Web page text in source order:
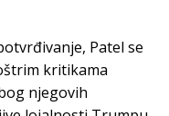
Patel se
kritikama
njegovih